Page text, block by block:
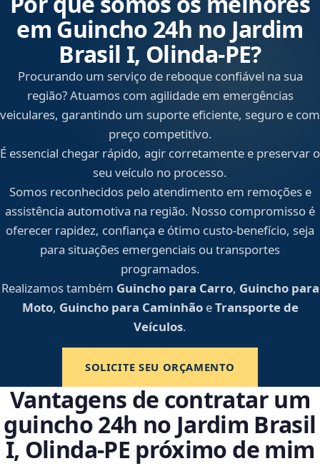
em Guincho 24h no Jardim
Brasil I, Olinda‑PE?
Procurando um serviço de reboque confiável na sua
região? Atuamos com agilidade em emergências
veiculares, garantindo um suporte eficiente, seguro e com
preço competitivo.
É essencial chegar rápido, agir corretamente e preservar o
seu veículo no processo.
Somos reconhecidos pelo atendimento em remoções e
assistência automotiva na região. Nosso compromisso é
oferecer rapidez, confiança e ótimo custo-benefício, seja
para situações emergenciais ou transportes
programados.
Realizamos também Guincho para Carro, Guincho para
Moto, Guincho para CaminhãoeTransporte de
Veículos.
SOLICITE SEU ORÇAMENTO
Vantagens de contratar um
guincho 24h no Jardim Brasil
I, Olinda‑PE próximo de mim